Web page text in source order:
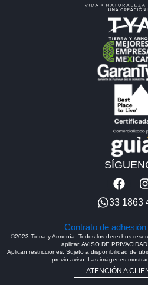
F
a
c
b
o
o
k
I
r
33 1863
Contrato de
©2023 Tierra y Armonía. Todos los derechos
aplicar. AVISO DE
Aplican restricciones. Sujeto a disponibilidad de
previo aviso. Las imágenes
ATENCIÓN A